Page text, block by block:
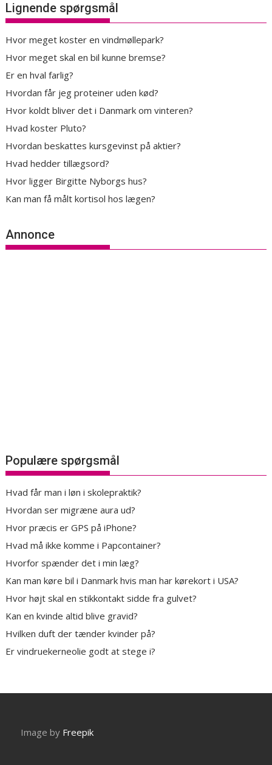
Lignende spørgsmål
Hvor meget koster en vindmøllepark?
Hvor meget skal en bil kunne bremse?
Er en hval farlig?
Hvordan får jeg proteiner uden kød?
Hvor koldt bliver det i Danmark om vinteren?
Hvad koster Pluto?
Hvordan beskattes kursgevinst på aktier?
Hvad hedder tillægsord?
Hvor ligger Birgitte Nyborgs hus?
Kan man få målt kortisol hos lægen?
Annonce
Populære spørgsmål
Hvad får man i løn i skolepraktik?
Hvordan ser migræne aura ud?
Hvor præcis er GPS på iPhone?
Hvad må ikke komme i Papcontainer?
Hvorfor spænder det i min læg?
Kan man køre bil i Danmark hvis man har kørekort i USA?
Hvor højt skal en stikkontakt sidde fra gulvet?
Kan en kvinde altid blive gravid?
Hvilken duft der tænder kvinder på?
Er vindruekerneolie godt at stege i?
Image by Freepik